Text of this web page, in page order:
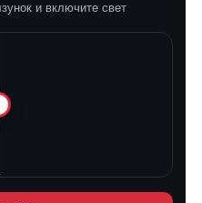
и включите свет